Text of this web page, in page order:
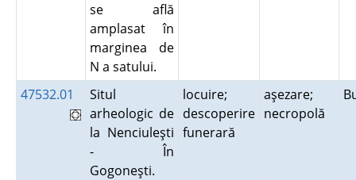
se află
amplasat în
marginea de
N a satului.
47532.01
Situl
arheologic de
la Nenciuleşti
- În
Gogoneşti.
locuire;
descoperire
funerară
aşezare;
necropolă